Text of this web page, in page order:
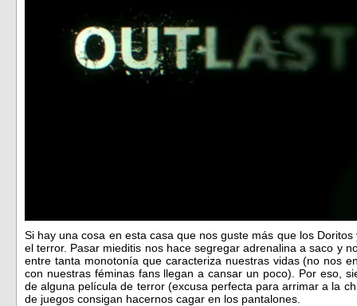
Si hay una cosa en esta casa que nos guste más que los
el terror. Pasar mieditis nos hace segregar adrenalina a saco y
entre tanta monotonía que caracteriza nuestras vidas (no nos
con nuestras féminas fans llegan a cansar un poco). Por eso,
de alguna película de terror (excusa perfecta para arrimar a la
de juegos consigan hacernos cagar en los pantalones.